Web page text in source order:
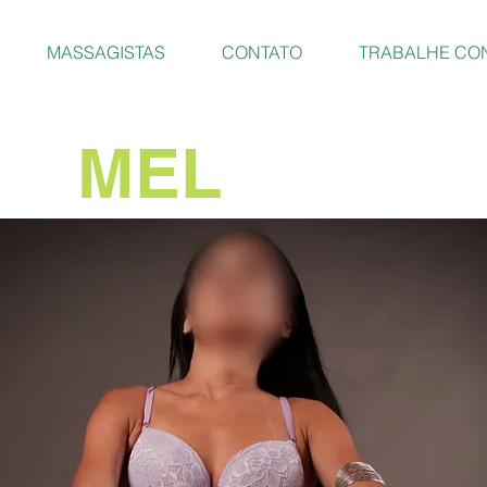
MASSAGISTAS CONTATO TRABALHE
MEL